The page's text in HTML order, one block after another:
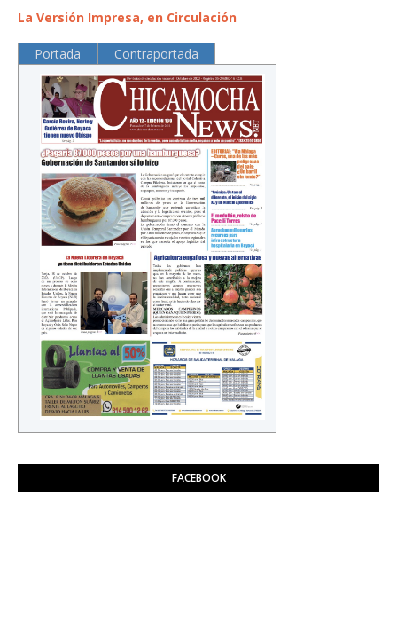
La Versión Impresa, en Circulación
Portada Contraportada
FACEBOOK